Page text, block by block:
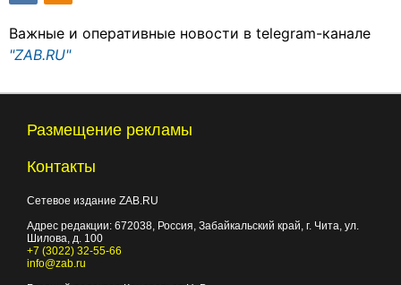
Важные и оперативные новости в telegram-канале
"ZAB.RU"
Размещение рекламы
Контакты
Сетевое издание ZAB.RU
Адрес редакции: 672038, Россия, Забайкальский край, г. Чита, ул.
Шилова, д. 100
+7 (3022) 32-55-66
info@zab.ru